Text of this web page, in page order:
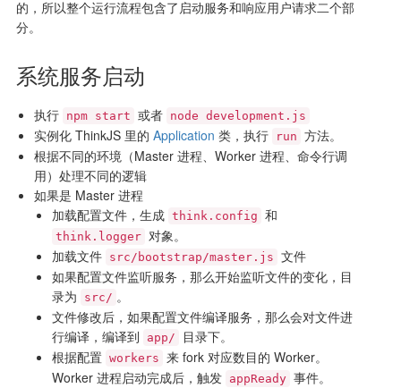
的，所以整个运行流程包含了启动服务和响应用户请求二个部
分。
系统服务启动
执行 npm start 或者 node development.js
实例化 ThinkJS 里的 Application 类，执行 run 方法。
根据不同的环境（Master 进程、Worker 进程、命令行调
用）处理不同的逻辑
如果是 Master 进程
加载配置文件，生成 think.config 和
think.logger 对象。
加载文件 src/bootstrap/master.js 文件
如果配置文件监听服务，那么开始监听文件的变化，目
录为
src/ 。
文件修改后，如果配置文件编译服务，那么会对文件进
行编译，编译到
app/
目录下。
根据配置 workers 来 fork 对应数目的 Worker。
Worker 进程启动完成后，触发 appReady 事件。